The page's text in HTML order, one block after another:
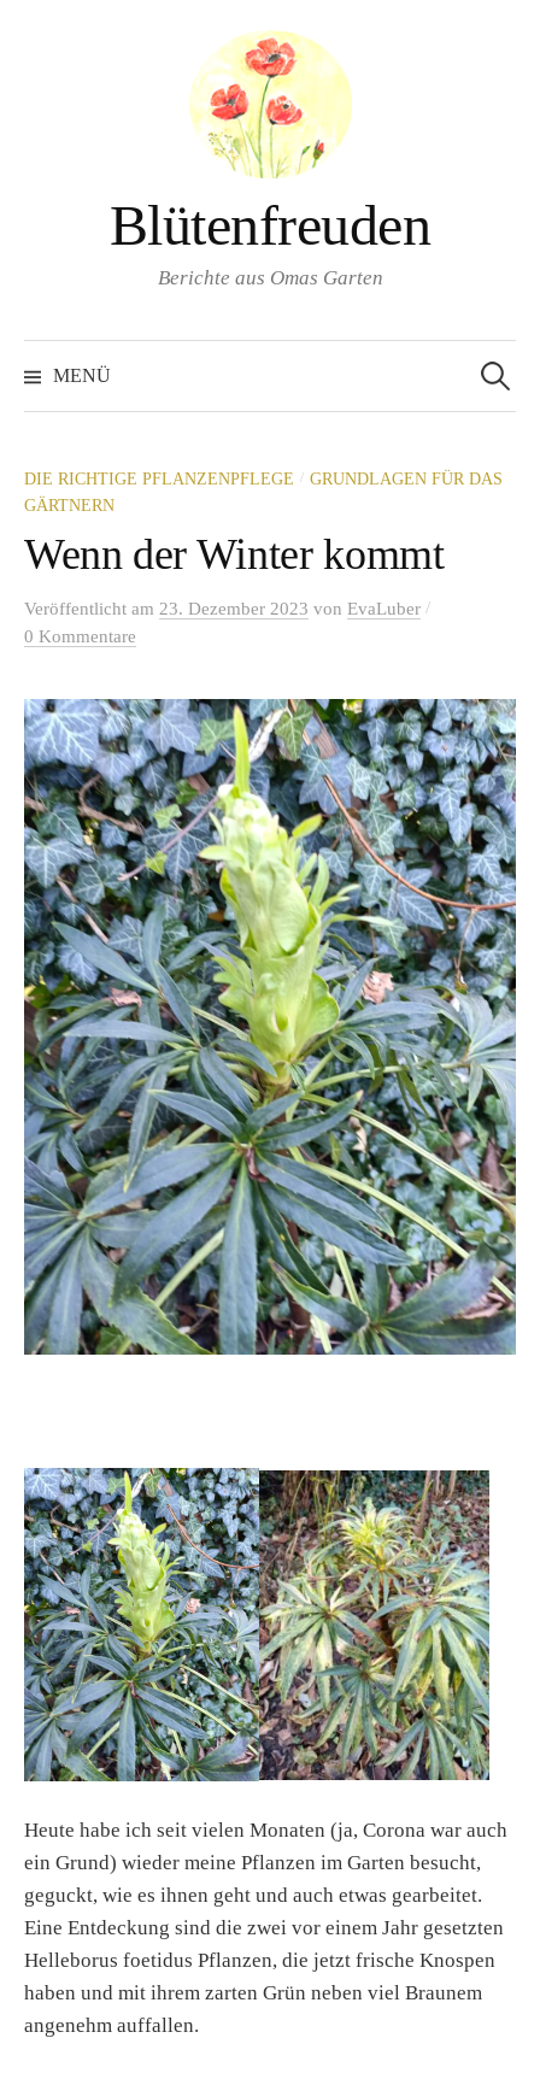
Blütenfreuden
Berichte aus Omas Garten
MENÜ
nach:
DIE RICHTIGE PFLANZENPFLEGE / GRUNDLAGEN FÜR DAS
GÄRTNERN
Wenn der Winter kommt
Veröffentlicht am 23. Dezember 2023 von EvaLuber /
0 Kommentare
Heute habe ich seit vielen Monaten (ja, Corona war auch
ein Grund) wieder meine Pflanzen im Garten besucht,
geguckt, wie es ihnen geht und auch etwas gearbeitet.
Eine Entdeckung sind die zwei vor einem Jahr gesetzten
Helleborus foetidus Pflanzen, die jetzt frische Knospen
haben und mit ihrem zarten Grün neben viel Braunem
angenehm auffallen.